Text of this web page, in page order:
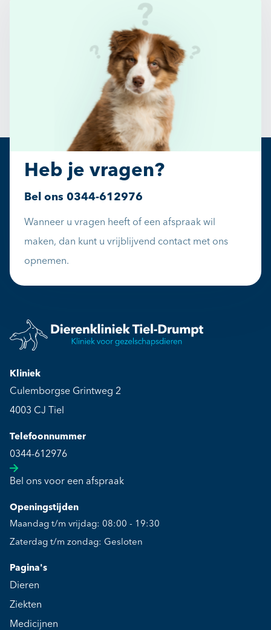
Heb je vragen?
Bel ons 0344-612976
Wanneer u vragen heeft of een afspraak wil
maken, dan kunt u vrijblijvend contact met ons
opnemen.
Kliniek
Culemborgse Grintweg 2
4003 CJ Tiel
Telefoonnummer
0344-612976
Bel ons voor een afspraak
Openingstijden
Maandag t/m vrijdag: 08:00 - 19:30
Zaterdag t/m zondag: Gesloten
Pagina's
Dieren
Ziekten
Medicijnen